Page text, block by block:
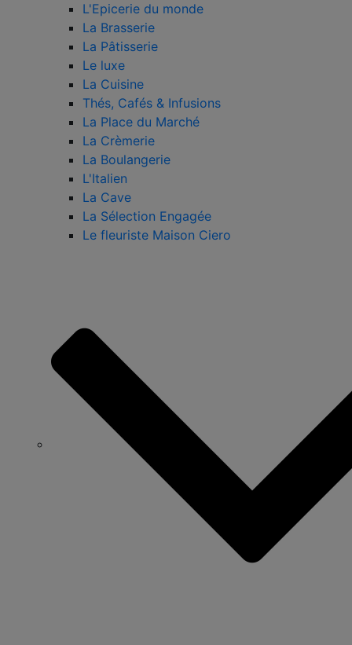
L'Epicerie du monde
La Brasserie
La Pâtisserie
Le luxe
La Cuisine
Thés, Cafés & Infusions
La Place du Marché
La Crèmerie
La Boulangerie
L'Italien
La Cave
La Sélection Engagée
Le fleuriste Maison Ciero